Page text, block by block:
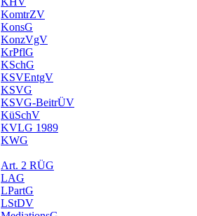
KomtrZV
KonsG
KonzVgV
KrPflG
KSchG
KSVEntgV
KSVG
KSVG-BeitrÜV
KüSchV
KVLG 1989
KWG
Art. 2 RÜG
LAG
LPartG
LStDV